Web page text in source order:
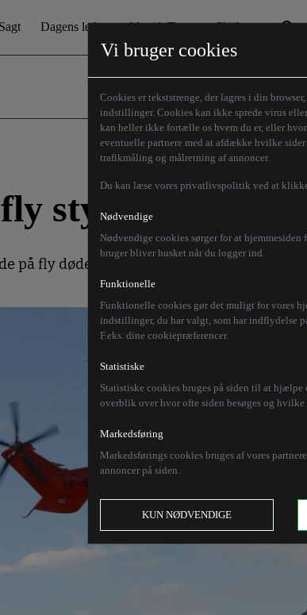
Vi bruger cookies
Cookies er tekststrenge, der lagres i din
indstillinger. Cookies kan ikke sprede virus
kan heller ikke fortælle os hvem du er, eller
eventuelle partnere med at afdække hvilke
trafikmåling og målretning af annoncer.
Du kan læse vores privatlivspolitik ved at
Nødvendige
Nødvendige cookies sørger for at hjemmesiden
bruger bliver husket når du logger ind.
Funktionelle
Funktionelle cookies gør det muligt for vores
indstillinger, du har valgt, som har indflydelse
F.eks. dine cookiepræferencer.
Statistiske
Statistiske cookies bruges på siden til at hjælpe
overblik over hvor ofte siden besøges og hvilke
Markedsføring
Markedsførings cookies bruges af vores
annoncer på siden.
KUN NØDVENDIGE
Dagens leder Aktuelt Tema
Den borgelige brille
Humaniora forfra
Store Danskere
Skribenter
Z-aksen
styrter i
på fly døde i styrt på det østlige Island